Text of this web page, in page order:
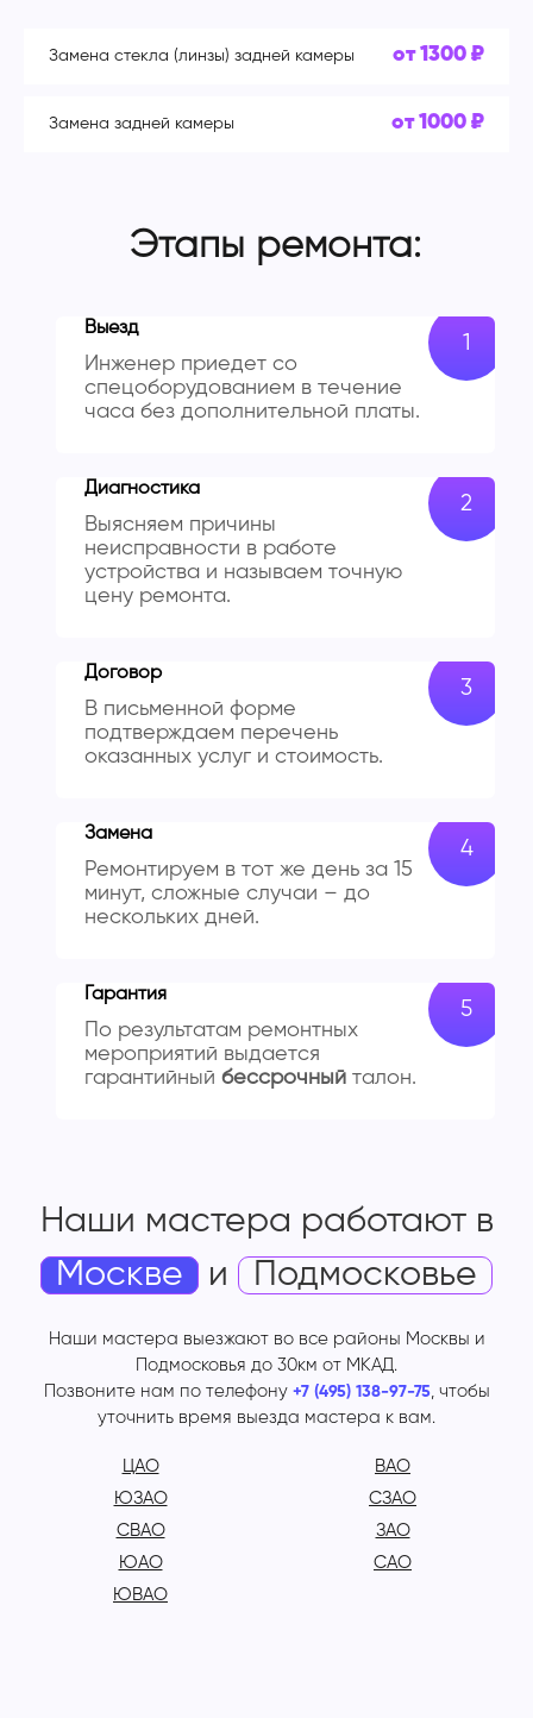
Замена стекла (линзы) задней камеры от 1300 ₽
Замена задней камеры от 1000 ₽
Этапы ремонта:
Выезд
Инженер приедет со
спецоборудованием в течение
часа без дополнительной платы.
Диагностика
Выясняем причины
неисправности в работе
устройства и называем точную
цену ремонта.
Договор
В письменной форме
подтверждаем перечень
оказанных услуг и стоимость.
Замена
Ремонтируем в тот же день за 15
минут, сложные случаи – до
нескольких дней.
Гарантия
По результатам ремонтных
мероприятий выдается
гарантийный бессрочныйталон.
Наши мастера работают в
Москве
и Подмосковье
Наши мастера выезжают во все районы Москвы и
Подмосковья до 30км от МКАД.
Позвоните нам по телефону +7 (495) 138-97-75, чтобы
уточнить время выезда мастера к вам.
ЦАО
ЮЗАО
СВАО
ЮАО
ЮВАО
ВАО
СЗАО
ЗАО
САО